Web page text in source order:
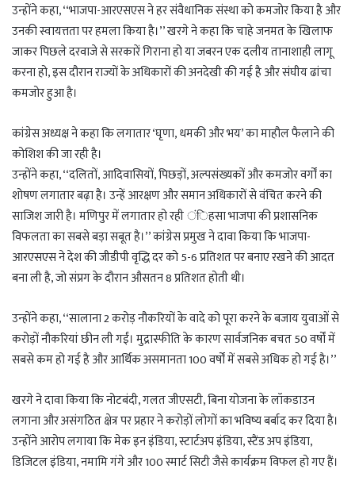
उन्होंने कहा, ‘‘भाजपा-आरएसएस ने हर संवैधानिक संस्था को कमजोर किया है और
उनकी स्वायत्तता पर हमला किया है।’’ खरगे ने कहा कि चाहे जनमत के खिलाफ
जाकर पिछले दरवाजे से सरकारें गिराना हो या जबरन एक दलीय तानाशाही लागू
करना हो, इस दौरान राज्यों के अधिकारों की अनदेखी की गई है और संघीय ढांचा
कमजोर हुआ है।
कांग्रेस अध्यक्ष ने कहा कि लगातार ‘घृणा, धमकी और भय’ का माहौल फैलाने की
कोशिश की जा रही है।
उन्होंने कहा, ‘‘दलितों, आदिवासियों, पिछड़ों, अल्पसंख्यकों और कमजोर वर्गों का
शोषण लगातार बढ़ा है। उन्हें आरक्षण और समान अधिकारों से वंचित करने की
साजिश जारी है। मणिपुर में लगातार हो रही ंिहसा भाजपा की प्रशासनिक
विफलता का सबसे बड़ा सबूत है।’’ कांग्रेस प्रमुख ने दावा किया कि भाजपा-
आरएसएस ने देश की जीडीपी वृद्धि दर को 5-6 प्रतिशत पर बनाए रखने की आदत
बना ली है, जो संप्रग के दौरान औसतन 8 प्रतिशत होती थी।
उन्होंने कहा, ‘‘सालाना 2 करोड़ नौकरियों के वादे को पूरा करने के बजाय युवाओं से
करोड़ों नौकरियां छीन ली गईं। मुद्रास्फीति के कारण सार्वजनिक बचत 50 वर्षों में
सबसे कम हो गई है और आर्थिक असमानता 100 वर्षों में सबसे अधिक हो गई है।’’
खरगे ने दावा किया कि नोटबंदी, गलत जीएसटी, बिना योजना के लॉकडाउन
लगाना और असंगठित क्षेत्र पर प्रहार ने करोड़ों लोगों का भविष्य बर्बाद कर दिया है।
उन्होंने आरोप लगाया कि मेक इन इंडिया, स्टार्टअप इंडिया, स्टैंड अप इंडिया,
डिजिटल इंडिया, नमामि गंगे और 100 स्मार्ट सिटी जैसे कार्यक्रम विफल हो गए हैं।